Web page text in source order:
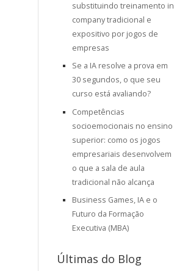
substituindo treinamento in
company tradicional e
expositivo por jogos de
empresas
Se a IA resolve a prova em
30 segundos, o que seu
curso está avaliando?
Competências
socioemocionais no ensino
superior: como os jogos
empresariais desenvolvem
o que a sala de aula
tradicional não alcança
Business Games, IA e o
Futuro da Formação
Executiva (MBA)
Últimas do Blog